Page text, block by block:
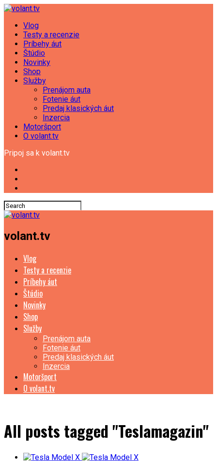
Vlog
Testy a recenzie
Príbehy áut
Štúdio
Novinky
Shop
Služby
Prenájom auta
Fotenie áut
Predaj klasických áut
Inzercia
Motoršport
O volant.tv
Pripoj sa k volant.tv
volant.tv
Vlog
Testy a recenzie
Príbehy áut
Štúdio
Novinky
Shop
Služby
Prenájom auta
Fotenie áut
Predaj klasických áut
Inzercia
Motoršport
O volant.tv
All posts tagged "Teslamagazin"